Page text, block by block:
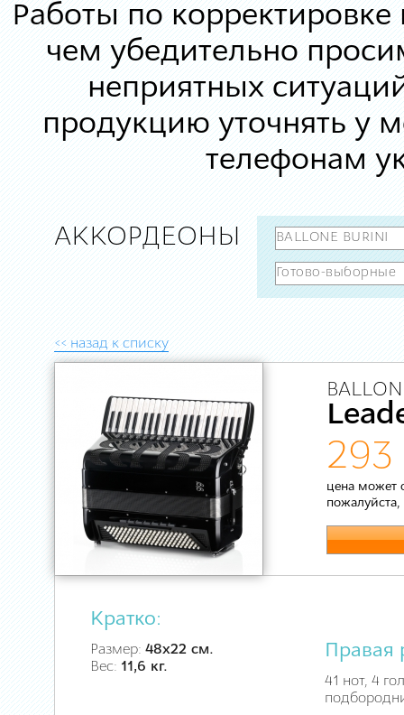
Работы по корректировке
чем убедительно
неприятных
продукцию уточнять у
телефонам
АККОРДЕОНЫ
<< назад к списку
293
цена может
пожалуйста,
Кратко:
Размер: 48х22 см.
Вес: 11,6 кг.
Правая
41 нот, 4